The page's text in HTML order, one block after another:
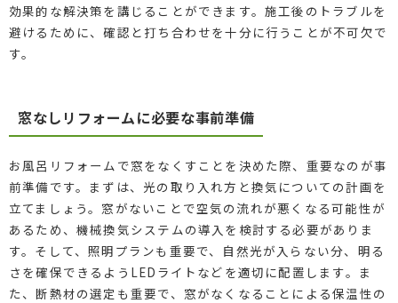
効果的な解決策を講じることができます。施工後のトラブルを
避けるために、確認と打ち合わせを十分に行うことが不可欠で
す。
窓なしリフォームに必要な事前準備
お風呂リフォームで窓をなくすことを決めた際、重要なのが事
前準備です。まずは、光の取り入れ方と換気についての計画を
立てましょう。窓がないことで空気の流れが悪くなる可能性が
あるため、機械換気システムの導入を検討する必要がありま
す。そして、照明プランも重要で、自然光が入らない分、明る
さを確保できるようLEDライトなどを適切に配置します。ま
た、断熱材の選定も重要で、窓がなくなることによる保温性の